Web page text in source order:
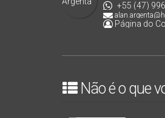
+55 (47)
Página do
Não é o que